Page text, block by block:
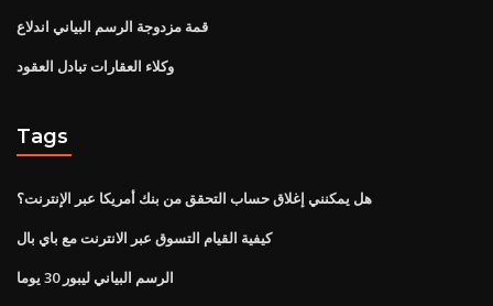
قمة مزدوجة الرسم البياني اندلاع
وكلاء العقارات تبادل العقود
Tags
هل يمكنني إغلاق حساب التحقق من بنك أمريكا عبر الإنترنت؟
كيفية القيام التسوق عبر الانترنت مع باي بال
الرسم البياني ليبور 30 ​​يوما